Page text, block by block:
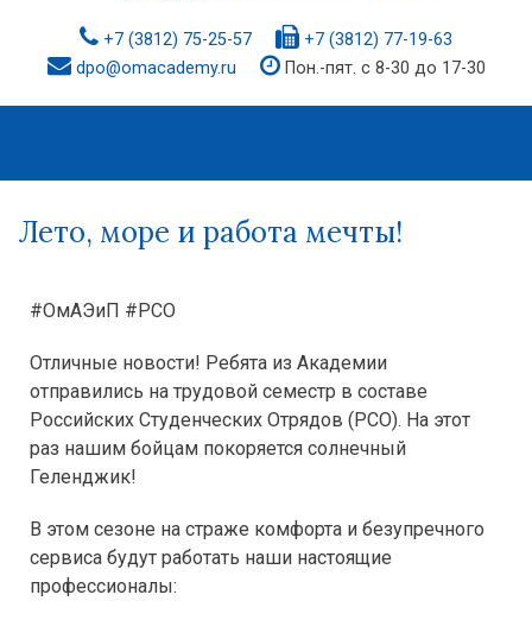
+7 (3812) 75-25-57
+7 (3812) 77-19-63
dpo@omacademy.ru
Пон.-пят. с 8-30 до 17-30
Лето, море и работа мечты!
#ОмАЭиП #РСО
Отличные новости! Ребята из Академии
отправились на трудовой семестр в составе
Российских Студенческих Отрядов (РСО). На этот
раз нашим бойцам покоряется солнечный
Геленджик!
В этом сезоне на страже комфорта и безупречного
сервиса будут работать наши настоящие
профессионалы: